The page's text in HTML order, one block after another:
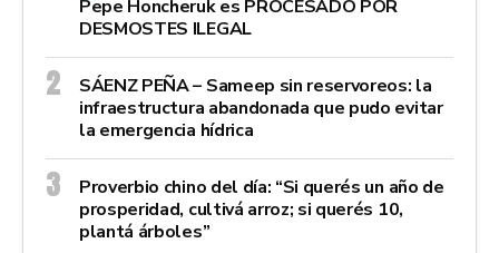
Pepe Honcheruk es PROCESADO POR
DESMOSTES ILEGAL
SÁENZ PEÑA – Sameep sin reservoreos: la
infraestructura abandonada que pudo evitar
la emergencia hídrica
Proverbio chino del día: “Si querés un año de
prosperidad, cultivá arroz; si querés 10,
plantá árboles”